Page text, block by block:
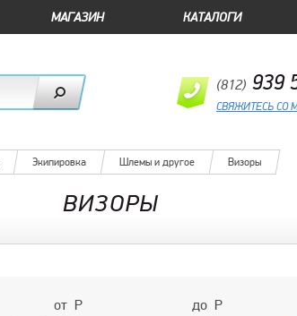
МАГАЗИН КАТАЛОГИ
(812) 939
СВЯЖИТЕСЬ СО
Экипировка Шлемы и другое Визоры
ВИЗОРЫ
от Р до Р